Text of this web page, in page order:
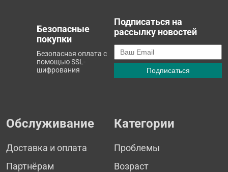
Безопасные
покупки
Безопасная оплата с
помощью SSL-
шифрования
Подписаться на
рассылку новостей
Обслуживание
Доставка и оплата
Партнёрам
Категории
Проблемы
Возраст